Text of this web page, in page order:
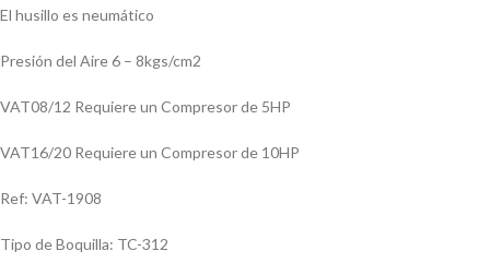
El husillo es neumático
Presión del Aire 6 – 8kgs/cm2
VAT08/12 Requiere un Compresor de 5HP
VAT16/20 Requiere un Compresor de 10HP
Ref: VAT-1908
Tipo de Boquilla: TC-312